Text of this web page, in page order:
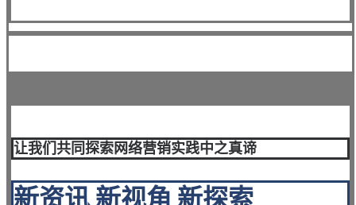
让我们共同探索网络营销实践中之真谛
新资讯 新视角 新探索